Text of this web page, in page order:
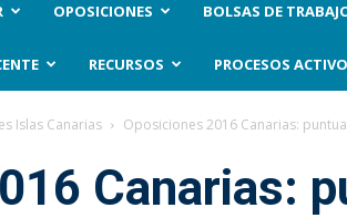
OPOSICIONES BOLSAS DE
RECURSOS PROCESOS
Islas Canarias Oposiciones 2016 Canarias:
Canarias: